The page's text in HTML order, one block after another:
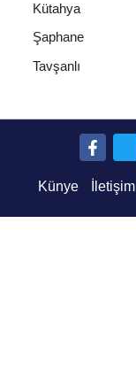
Kütahya
Şaphane
Tavşanlı
Künye İletişim